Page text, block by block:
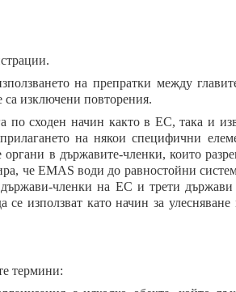
на препратки между
изключени повторения.
по сходен начин както в ЕС, така и
на някои специфични
в държавите-членки, които
че EMAS води до равностойни
членки на ЕС и трети
използват като начин за улесняване
термини: